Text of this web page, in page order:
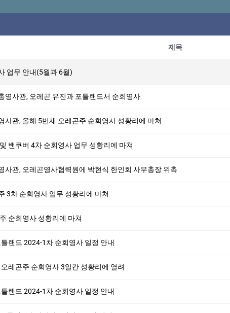
제목
업무 안내(5월과 6월)
영사관, 오레곤 유진과 포틀랜드서 순회영사
사관, 올해 5번재 오레곤주 순회영사 성황리에 마쳐
밴쿠버 4차 순회영사 업무 성황리에 마쳐
사관, 오레곤영사협력원에 박현식 한인회 사무총장 위촉
3차 순회영사 업무 성황리에 마쳐
순회영사 성황리에 마쳐
랜드 2024-1차 순회영사 일정 안내
오레곤주 순회영사 3일간 성황리에 열려
랜드 2024-1차 순회영사 일정 안내